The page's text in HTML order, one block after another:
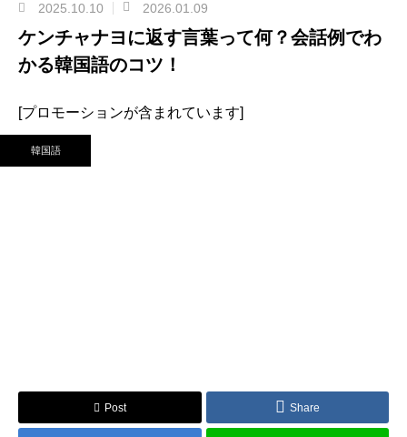
2025.10.10 2026.01.09
ケンチャナヨに返す言葉って何？会話例でわ
かる韓国語のコツ！
[プロモーションが含まれています]
韓国語
Post Share